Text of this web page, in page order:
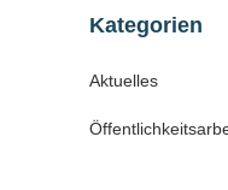
Kategorien
Aktuelles